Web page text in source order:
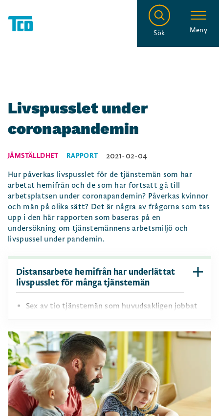
Sök Meny
Livspusslet under
coronapandemin
JÄMSTÄLLDHET RAPPORT
2021-02-04
Hur påverkas livspusslet för de tjänstemän som har
arbetat hemifrån och de som har fortsatt gå till
arbetsplatsen under coronapandemin? Påverkas kvinnor
och män på olika sätt? Det är några av frågorna som tas
upp i den här rapporten som baseras på en
undersökning om tjänstemännens arbetsmiljö och
livspussel under pandemin.
Distansarbete hemifrån har underlättat
livspusslet för många tjänstemän
Sex av tio tjänstemän som huvudsakligen jobbat
pandemin.
Bland tjänstemän med barn under 12 år är kvinnor
som huvudsakligen arbetade hemifrån under
pandemin mer sällan stressade över att hinna
med arbete och föräldraskap, jämfört med
kvinnor som huvudsakligen arbetat på den
ordinarie arbetsplatsen.